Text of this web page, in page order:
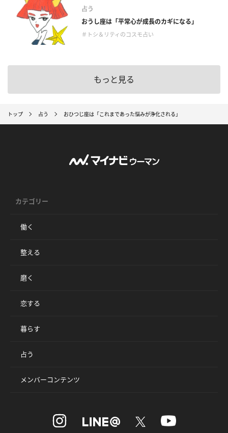
占う
おうし座は「平常心が成長のカギになる」
＃トシ＆リティのコスモ占い
もっと見る
トップ 占う おひつじ座は「これまであった悩みが浄化される」
カテゴリー
働く
整える
磨く
恋する
暮らす
占う
メンバーコンテンツ